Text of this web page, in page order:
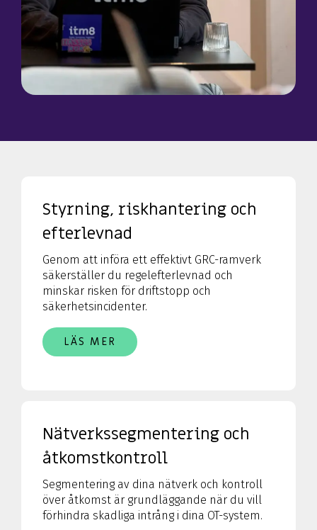
Styrning, riskhantering och
efterlevnad
Genom att införa ett effektivt GRC-ramverk
säkerställer du regelefterlevnad och
minskar risken för driftstopp och
säkerhetsincidenter.
LÄS MER
Nätverkssegmentering och
åtkomstkontroll
Segmentering av dina nätverk och kontroll
över åtkomst är grundläggande när du vill
förhindra skadliga intrång i dina OT-system.